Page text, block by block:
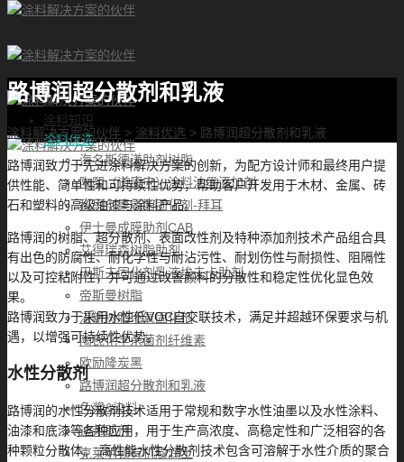
首页
涂料知识
涂料优选
海名斯德谦助剂树脂
陶熙（道康宁）涂料油墨添加剂
科思创聚氨酯固化剂-拜耳
伊士曼成膜助剂CAB
艾得瑞森树脂助剂
巴斯夫固化剂乳液埃夫卡助剂
帝斯曼树脂
湛新树脂环氧固化剂
陶氏化学杀菌剂纤维素
欧励隆炭黑
路博润超分散剂和乳液
色浆&染料
迪邦助剂
克莱明顿有机膨润土
路博润超分散剂和乳液
涂料解决方案的伙伴 > 涂料优选 > 路博润超分散剂和乳液
路博润致力于先进涂料解决方案的创新，为配方设计师和最终用户提
供性能、简单性和可持续性优势，帮助客户开发用于木材、金属、砖
石和塑料的高级油漆与涂料产品。
路博润的树脂、超分散剂、表面改性剂及特种添加剂技术产品组合具
有出色的防腐性、耐化学性与耐沾污性、耐划伤性与耐损性、阻隔性
以及可控粘附性，并可通过改善颜料的分散性和稳定性优化显色效
果。
路博润致力于采用水性低VOC自交联技术，满足并超越环保要求与机
遇，以增强可持续性优势。
水性分散剂
路博润的水性分散剂技术适用于常规和数字水性油墨以及水性涂料、
油漆和底漆等各种应用，用于生产高浓度、高稳定性和广泛相容的各
种颗粒分散体。 高性能水性分散剂技术包含可溶解于水性介质的聚合